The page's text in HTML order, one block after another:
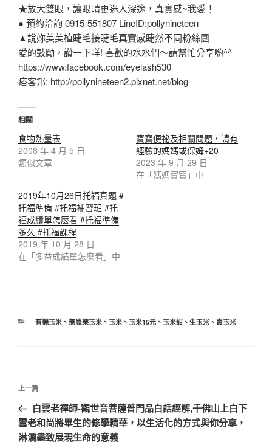
★放大雙眼，讓眼睛更迷人深邃，真實感~我愛！
● 預約洽詢 0915-551807 LineID:pollynineteen
▲說妳美美植睫毛接睫毛真實感睫然不同粉絲團
愛的鼓勵，讚一下咩! 喜歡的水水們～請幫忙分享喲^^
https://www.facebook.com/eyelash530
痞客邦: http://pollynineteen2.pixnet.net/blog
相關
食物熱量表
2008 年 4 月 5 日
類似文章
寶寶便祕及相關問題，請有
經驗的媽媽或保姆+20
2023 年 9 月 29 日
在「媽媽寶寶」中
2019年10月26日托福真題 #
托福準備 #托福補習班 #托
福成績單怎麼看 #托福準備
多久 #托福課程
2019 年 10 月 28 日
在「多益成績單怎麼看」中
有機玉米、 無農藥玉米、 玉米、 玉米15元、 玉米甜、 生玉米、 賣玉米
上一篇
白雲老禪師-觀世音菩薩普門品白話經解,千佛山上白下
雲老和尚將畢生的修學精華，以生活化的方式與你分享，
淋漓盡致展現生命的意義